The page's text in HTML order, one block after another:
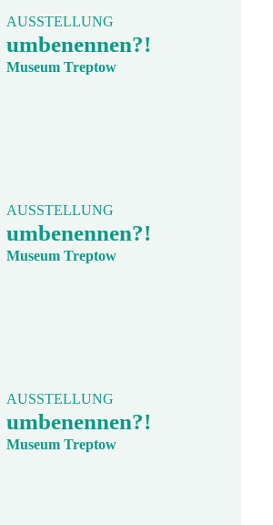
AUSSTELLUNG
umbenennen?!
Museum Treptow
AUSSTELLUNG
umbenennen?!
Museum Treptow
AUSSTELLUNG
umbenennen?!
Museum Treptow